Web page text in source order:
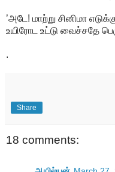
’அடே! மாற்று சினிமா
உயிரோட உட்டு வைச்சதே
.
Share
18 comments: